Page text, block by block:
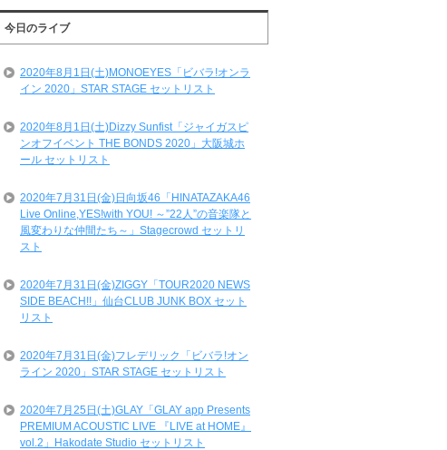
テ
ィ
ス
一
今日のライブ
2020年8月1日(土)MONOEYES「ビバラ!オンラ
イン 2020」STAR STAGE セットリスト
2020年8月1日(土)Dizzy Sunfist「ジャイガスピ
ンオフイベント THE BONDS 2020」大阪城ホ
ール セットリスト
2020年7月31日(金)日向坂46「HINATAZAKA46
Live Online,YES!with YOU! ～”22人”の音楽隊と
風変わりな仲間たち～」Stagecrowd セットリ
スト
2020年7月31日(金)ZIGGY「TOUR2020 NEWS
SIDE BEACH!!」仙台CLUB JUNK BOX セット
リスト
2020年7月31日(金)フレデリック「ビバラ!オン
ライン 2020」STAR STAGE セットリスト
2020年7月25日(土)GLAY「GLAY app Presents
PREMIUM ACOUSTIC LIVE 『LIVE at HOME』
vol.2」Hakodate Studio セットリスト